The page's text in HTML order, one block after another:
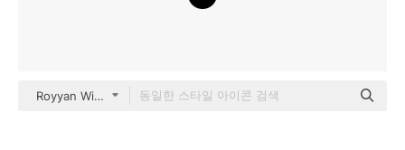
Royyan Wijaya Basic Outline